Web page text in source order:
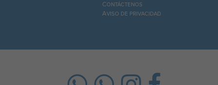
Contáctenos
Aviso de privacidad